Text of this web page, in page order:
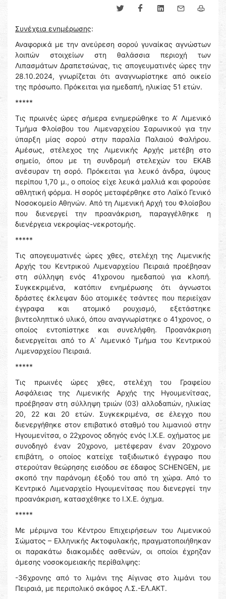
Συνέχεια ενημέρωσης:
Αναφορικά με την ανεύρεση σορού γυναίκας αγνώστων
λοιπών στοιχείων στη θαλάσσια περιοχή των
Λιπασμάτων Δραπετσώνας, τις απογευματινές ώρες την
28.10.2024, γνωρίζεται ότι αναγνωρίστηκε από οικείο
της πρόσωπο. Πρόκειται για ημεδαπή, ηλικίας 51 ετών.
*****
Τις πρωινές ώρες σήμερα ενημερώθηκε το Α’ Λιμενικό
Τμήμα Φλοίσβου του Λιμεναρχείου Σαρωνικού για την
ύπαρξη μίας σορού στην παραλία Παλαιού Φαλήρου.
Αμέσως, στέλεχος της Λιμενικής Αρχής μετέβη στο
σημείο, όπου με τη συνδρομή στελεχών του ΕΚΑΒ
ανέσυραν τη σορό. Πρόκειται για λευκό άνδρα, ύψους
περίπου 1,70 μ., ο οποίος είχε λευκά μαλλιά και φορούσε
αθλητική φόρμα. Η σορός μεταφέρθηκε στο Λαϊκό Γενικό
Νοσοκομείο Αθηνών. Από τη Λιμενική Αρχή του Φλοίσβου
που διενεργεί την προανάκριση, παραγγέλθηκε η
διενέργεια νεκροψίας-νεκροτομής.
*****
Τις απογευματινές ώρες χθες, στελέχη της Λιμενικής
Αρχής του Κεντρικού Λιμεναρχείου Πειραιά προέβησαν
στη σύλληψη ενός 41χρονου ημεδαπού για κλοπή.
Συγκεκριμένα, κατόπιν ενημέρωσης ότι άγνωστοι
δράστες έκλεψαν δύο ατομικές τσάντες που περιείχαν
έγγραφα και ατομικό ρουχισμό, εξετάστηκε
βιντεοληπτικό υλικό, όπου αναγνωρίστηκε ο 41χρονος, ο
οποίος εντοπίστηκε και συνελήφθη. Προανάκριση
διενεργείται από το Α΄ Λιμενικό Τμήμα του Κεντρικού
Λιμεναρχείου Πειραιά.
*****
Τις πρωινές ώρες χθες, στελέχη του Γραφείου
Ασφάλειας της Λιμενικής Αρχής της Ηγουμενίτσας,
προέβησαν στη σύλληψη τριών (03) αλλοδαπών, ηλικίας
20, 22 και 20 ετών. Συγκεκριμένα, σε έλεγχο που
διενεργήθηκε στον επιβατικό σταθμό του λιμανιού στην
Ηγουμενίτσα, ο 22χρονος οδηγός ενός Ι.Χ.Ε. οχήματος με
συνοδηγό έναν 20χρονο, μετέφεραν έναν 20χρονο
επιβάτη, ο οποίος κατείχε ταξιδιωτικό έγγραφο που
στερούταν θεώρησης εισόδου σε έδαφος SCHENGEN, με
σκοπό την παράνομη έξοδό του από τη χώρα. Από το
Κεντρικό Λιμεναρχείο Ηγουμενίτσας που διενεργεί την
προανάκριση, κατασχέθηκε το Ι.Χ.Ε. όχημα.
*****
Με μέριμνα του Κέντρου Επιχειρήσεων του Λιμενικού
Σώματος – Ελληνικής Ακτοφυλακής, πραγματοποιήθηκαν
οι παρακάτω διακομιδές ασθενών, οι οποίοι έχρηζαν
άμεσης νοσοκομειακής περίθαλψης:
-36χρονης από το λιμάνι της Αίγινας στο λιμάνι του
Πειραιά, με περιπολικό σκάφος Λ.Σ.-ΕΛ.ΑΚΤ.